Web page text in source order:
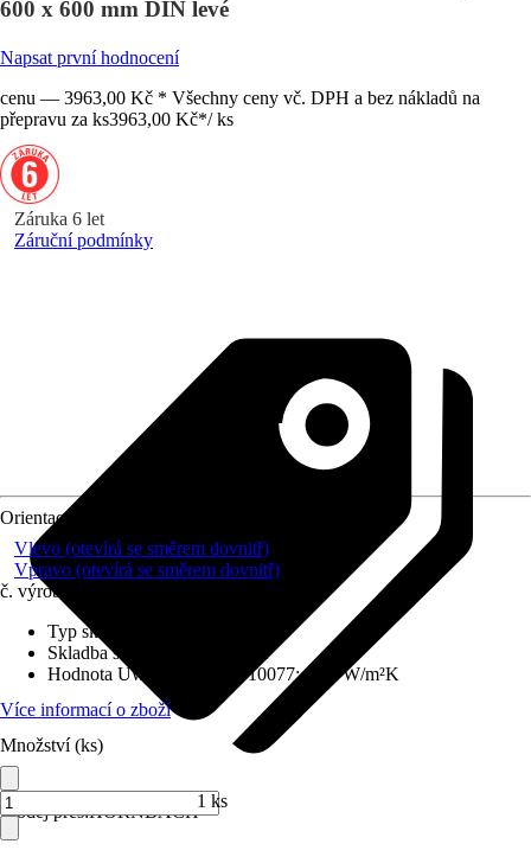
600 x 600 mm DIN levé
Napsat první hodnocení
cenu — 3963,00 Kč * Všechny ceny vč. DPH a bez nákladů na
přepravu za ks3963,00 Kč*/ ks
Záruka 6 let
Záruční podmínky
Prodej přes:HORNBACH
Orientace
Vlevo (otevírá se směrem dovnitř)
Vpravo (otevírá se směrem dovnitř)
č. výrobku
Typ skla
Skladba skla
Trojitě zasklené
Hodnota Uw dle DIN EN 10077:0,98 W/m²K
Více informací o zboží
Množství (ks)
1 ks